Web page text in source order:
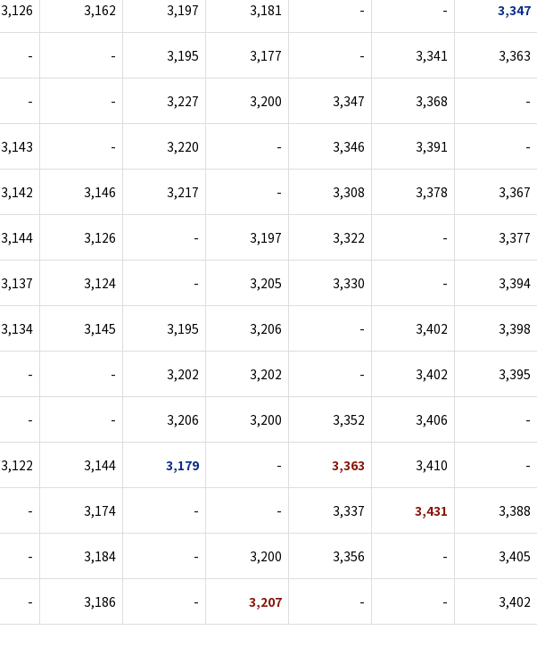
3,126 3,162 3,197 3,181 - - 3,347
- - 3,195 3,177 - 3,341 3,363
- - 3,227 3,200 3,347 3,368 -
3,143 - 3,220 - 3,346 3,391 -
3,142 3,146 3,217 - 3,308 3,378 3,367
3,144 3,126 - 3,197 3,322 - 3,377
3,137 3,124 - 3,205 3,330 - 3,394
3,134 3,145 3,195 3,206 - 3,402 3,398
- - 3,202 3,202 - 3,402 3,395
- - 3,206 3,200 3,352 3,406 -
3,122 3,144 3,179 - 3,363 3,410 -
- 3,174 - - 3,337 3,431 3,388
- 3,184 - 3,200 3,356 - 3,405
- 3,186 - 3,207 - - 3,402